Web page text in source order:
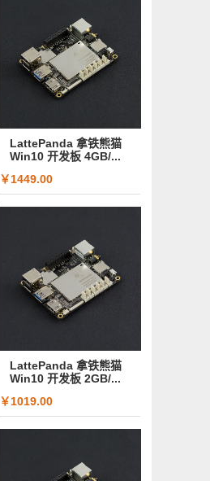
LattePanda 拿铁熊猫
Win10 开发板 4GB/...
￥1449.00
LattePanda 拿铁熊猫
Win10 开发板 2GB/...
￥1019.00